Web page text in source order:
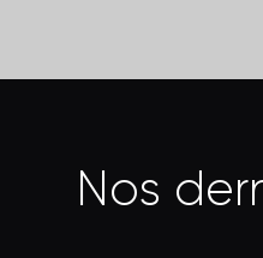
N os der